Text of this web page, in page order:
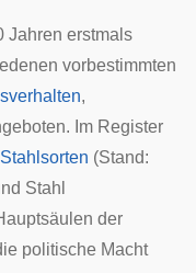
Jahren erstmals
vorbestimmten
,
Im Register
Stahlsorten (Stand:
Stahl
der
politische Macht